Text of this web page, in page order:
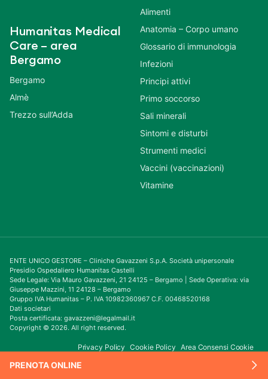
PRENOTA ONLINE
Humanitas Medical
Care – area
Bergamo
Bergamo
Almè
Trezzo sull’Adda
Alimenti
Anatomia – Corpo umano
Glossario di immunologia
Infezioni
Principi attivi
Primo soccorso
Sali minerali
Sintomi e disturbi
Strumenti medici
Vaccini (vaccinazioni)
Vitamine
ENTE UNICO GESTORE – Cliniche Gavazzeni S.p.A. Società unipersonale
Presidio Ospedaliero Humanitas Castelli
Sede Legale: Via Mauro Gavazzeni, 21 24125 – Bergamo | Sede Operativa: via
Giuseppe Mazzini, 11 24128 – Bergamo
Gruppo IVA Humanitas – P. IVA 10982360967 C.F. 00468520168
Dati societari
Posta certificata: gavazzeni@legalmail.it
Copyright © 2026. All right reserved.
Privacy Policy Cookie Policy Area Consensi Cookie